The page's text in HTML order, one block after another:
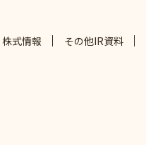
株式情報 その他IR資料